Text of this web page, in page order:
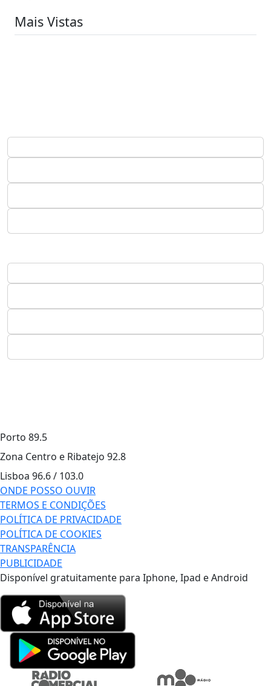
Mais Vistas
Porto 89.5
Zona Centro e Ribatejo 92.8
Lisboa 96.6 / 103.0
ONDE POSSO OUVIR
TERMOS E CONDIÇÕES
POLÍTICA DE PRIVACIDADE
POLÍTICA DE COOKIES
TRANSPARÊNCIA
PUBLICIDADE
Disponível gratuitamente para Iphone, Ipad e Android